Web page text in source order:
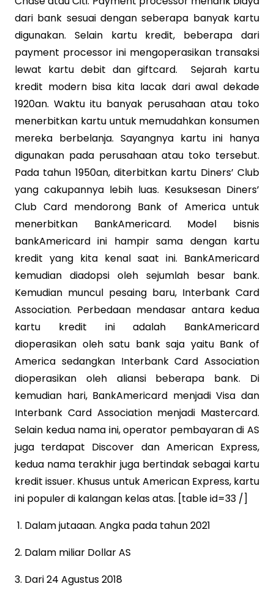
dari bank sesuai dengan seberapa banyak kartu
digunakan. Selain kartu kredit, beberapa dari
payment processor ini mengoperasikan transaksi
lewat kartu debit dan giftcard. Sejarah kartu
kredit modern bisa kita lacak dari awal dekade
1920an. Waktu itu banyak perusahaan atau toko
menerbitkan kartu untuk memudahkan konsumen
mereka berbelanja. Sayangnya kartu ini hanya
digunakan pada perusahaan atau toko tersebut.
Pada tahun 1950an, diterbitkan kartu Diners’ Club
yang cakupannya lebih luas. Kesuksesan Diners’
Club Card mendorong Bank of America untuk
menerbitkan BankAmericard. Model bisnis
bankAmericard ini hampir sama dengan kartu
kredit yang kita kenal saat ini. BankAmericard
kemudian diadopsi oleh sejumlah besar bank.
Kemudian muncul pesaing baru, Interbank Card
Association. Perbedaan mendasar antara kedua
kartu kredit ini adalah BankAmericard
dioperasikan oleh satu bank saja yaitu Bank of
America sedangkan Interbank Card Association
dioperasikan oleh aliansi beberapa bank. Di
kemudian hari, BankAmericard menjadi Visa dan
Interbank Card Association menjadi Mastercard.
Selain kedua nama ini, operator pembayaran di AS
juga terdapat Discover dan American Express,
kedua nama terakhir juga bertindak sebagai kartu
kredit issuer. Khusus untuk American Express, kartu
ini populer di kalangan kelas atas. [table id=33 /]
Dalam jutaaan. Angka pada tahun 2021
Dalam miliar Dollar AS
Dari 24 Agustus 2018